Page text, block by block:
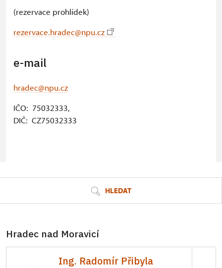
(rezervace prohlídek)
rezervace.hradec@npu.cz
e-mail
hradec@npu.cz
IČO: 75032333,
DIČ: CZ75032333
HLEDAT
Hradec nad Moravicí
Ing. Radomír Přibyla